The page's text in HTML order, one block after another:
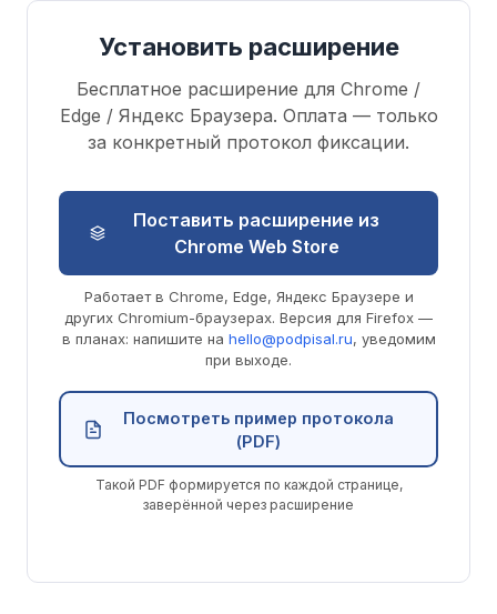
Установить расширение
Бесплатное расширение для Chrome /
Edge / Яндекс Браузера. Оплата — только
за конкретный протокол фиксации.
Поставить расширение из
Chrome Web Store
Работает в Chrome, Edge, Яндекс Браузере и
других Chromium-браузерах. Версия для Firefox —
в планах: напишите на hello@podpisal.ru, уведомим
при выходе.
Посмотреть пример протокола
(PDF)
Такой PDF формируется по каждой странице,
заверённой через расширение